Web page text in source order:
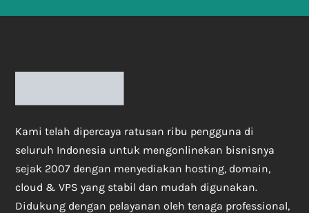
Kami telah dipercaya ratusan ribu pengguna di
seluruh Indonesia untuk mengonlinekan bisnisnya
sejak 2007 dengan menyediakan hosting, domain,
cloud & VPS yang stabil dan mudah digunakan.
Didukung dengan pelayanan oleh tenaga professional,